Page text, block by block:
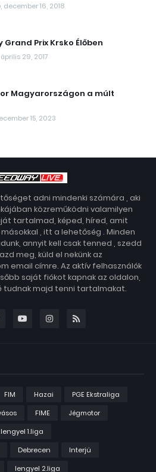
16, 2018
Grand Prix Krsko Élőben
29, 2017
Magyarországon a múlt
15, 2023
adni mindenki számára , aki
közreműködni valamilyen
tartalmad, képed, híred, amit
, itt a lehetőség . Minden
annyit kell csak tenned , szedd
meg, küld el nekünk az
email címre. Az aktív felhasználók
saját fiókot kapnak az oldalon,
tudnak majd tenni tartalmakat.
FIM Hazai
PGE Ekstraliga
FIME
Jégmotor
lengyel 1.liga
Debrecen
Interjú
lengyel 2.liga